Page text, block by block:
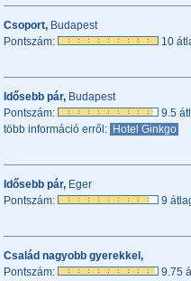
Csoport, Budapest
Pontszám:
10
Idősebb pár, Budapest
Pontszám:
9.5
több információ erről: Hotel Ginkgo
Idősebb pár, Eger
Pontszám:
9
Család nagyobb gyerekkel,
Pontszám:
9.75